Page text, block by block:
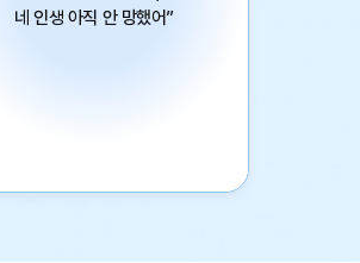
네 인생 아직 안 망했어”